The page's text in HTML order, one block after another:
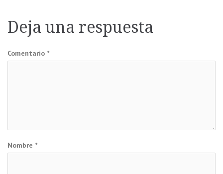
entradas
Deja una respuesta
Comentario *
Nombre *